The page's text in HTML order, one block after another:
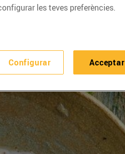
les teves preferències.
Configurar Acceptar